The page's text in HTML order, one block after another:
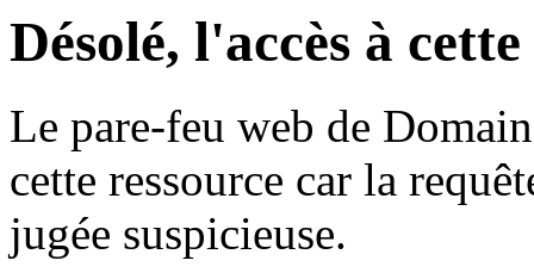
Désolé, l'accès à
Le pare-feu web de
cette ressource car la
jugée suspicieuse.